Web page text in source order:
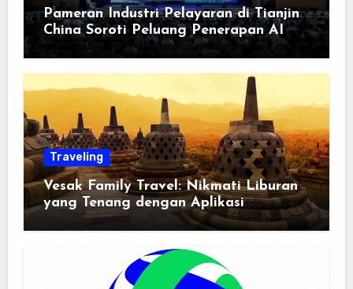
Pameran Industri Pelayaran di Tianjin
China Soroti Peluang Penerapan AI
Traveling
Vesak Family Travel: Nikmati Liburan
yang Tenang dengan Aplikasi
Pemindai PDF